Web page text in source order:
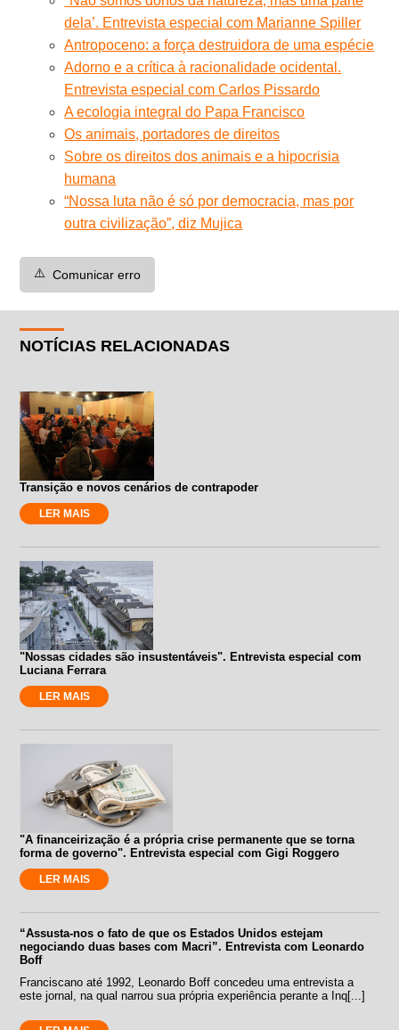
dela’. Entrevista especial com Marianne Spiller
Antropoceno: a força destruidora de uma espécie
Adorno e a crítica à racionalidade ocidental.
Entrevista especial com Carlos Pissardo
A ecologia integral do Papa Francisco
Os animais, portadores de direitos
Sobre os direitos dos animais e a hipocrisia
humana
“Nossa luta não é só por democracia, mas por
outra civilização”, diz Mujica
⚠️ Comunicar erro
NOTÍCIAS RELACIONADAS
Transição e novos cenários de contrapoder
LER MAIS
"Nossas cidades são insustentáveis". Entrevista especial com
Luciana Ferrara
LER MAIS
"A financeirização é a própria crise permanente que se torna
forma de governo". Entrevista especial com Gigi Roggero
LER MAIS
“Assusta-nos o fato de que os Estados Unidos estejam
negociando duas bases com Macri”. Entrevista com Leonardo
Boff
Franciscano até 1992, Leonardo Boff concedeu uma entrevista a
este jornal, na qual narrou sua própria experiência perante a Inq[...]